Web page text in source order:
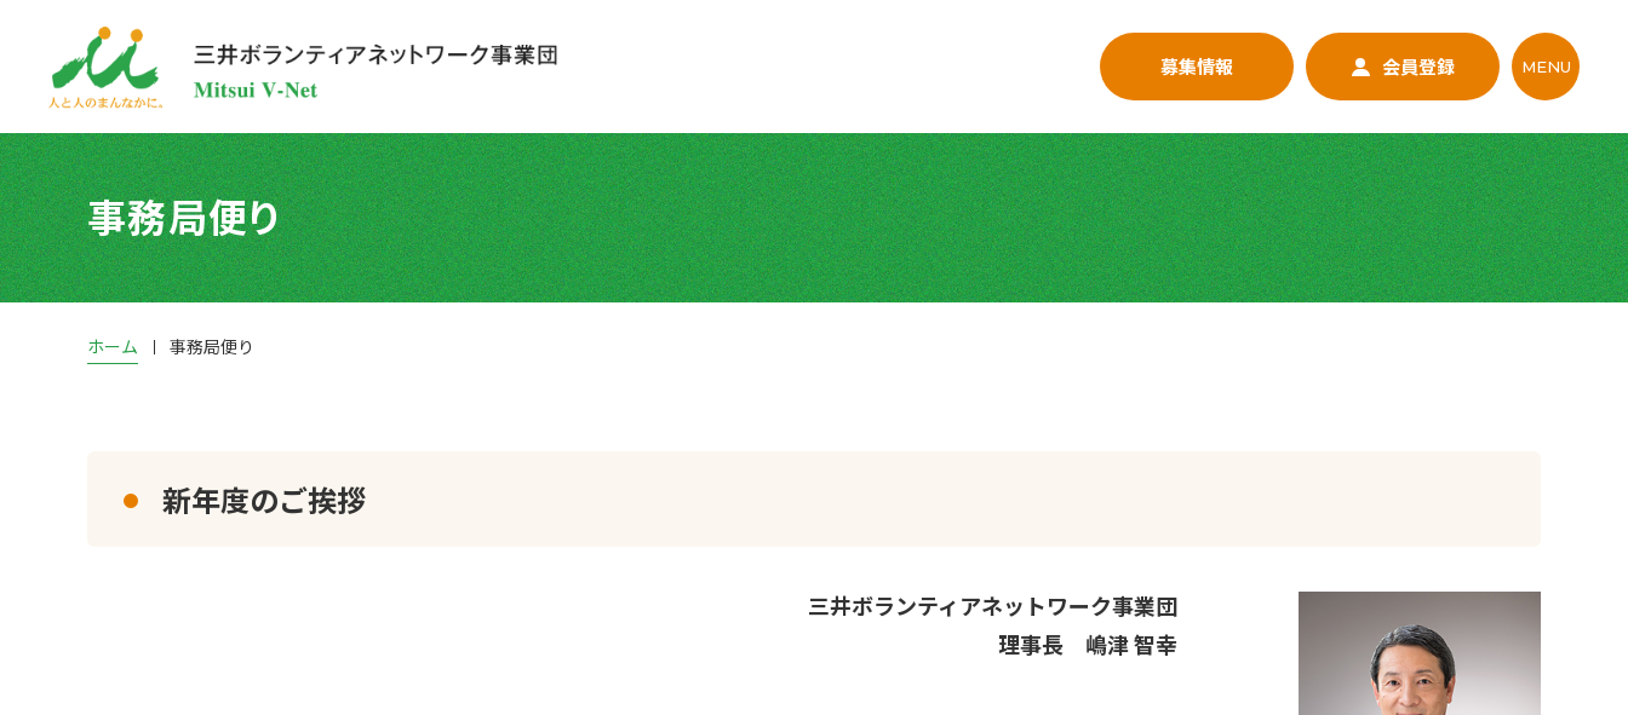
MENU
会員登録
募集情報
事務局便り
ホーム 事務局便り
新年度のご挨拶
三井ボランティアネットワーク事業団
理事長 嶋津 智幸